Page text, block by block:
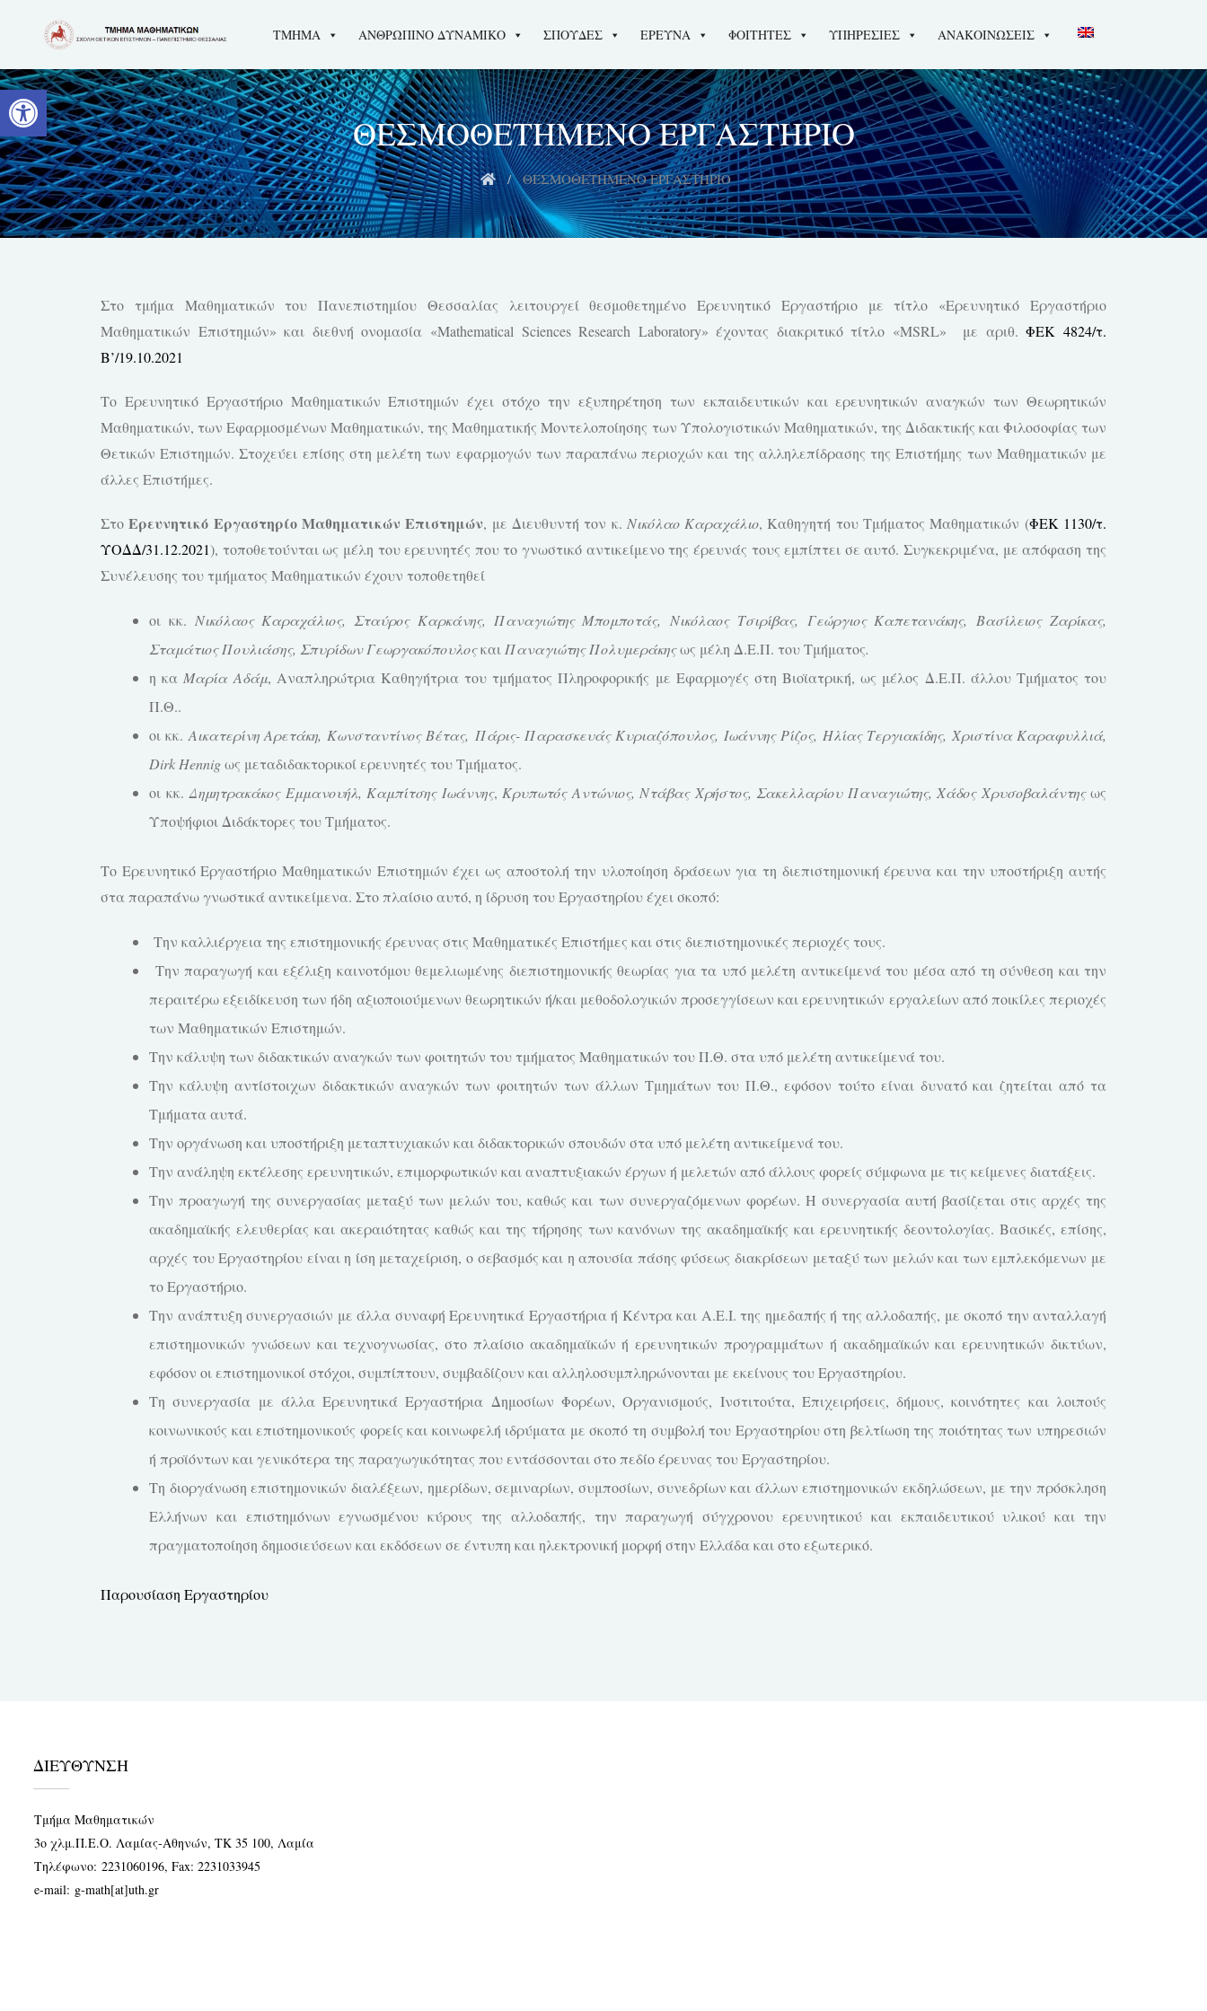
Ανοίξτε τη γραμμή εργαλείων
ΤΜΗΜΑ ΑΝΘΡΩΠΙΝΟ ΔΥΝΑΜΙΚΟ ΣΠΟΥΔΕΣ ΕΡΕΥΝΑ ΦΟΙΤΗΤΕΣ ΥΠΗΡΕΣΙΕΣ ΑΝΑΚΟΙΝΩΣΕΙΣ
ΘΕΣΜΟΘΕΤΗΜΕΝΟ ΕΡΓΑΣΤΗΡΙΟ
ΘΕΣΜΟΘΕΤΗΜΕΝΟ ΕΡΓΑΣΤΗΡΙΟ
Στο τμήμα Μαθηματικών του Πανεπιστημίου Θεσσαλίας λειτουργεί θεσμοθετημένο Ερευνητικό Εργαστήριο με τίτλο «Ερευνητικό Εργαστήριο
Μαθηματικών Επιστημών» και διεθνή ονομασία «Mathematical Sciences Research Laboratory» έχοντας διακριτικό τίτλο «MSRL» με αριθ.ΦΕΚ 4824/τ.
Β’/19.10.2021
Το Ερευνητικό Εργαστήριο Μαθηματικών Επιστημών έχει στόχο την εξυπηρέτηση των εκπαιδευτικών και ερευνητικών αναγκών των Θεωρητικών
Μαθηματικών, των Εφαρμοσμένων Μαθηματικών, της Μαθηματικής Μοντελοποίησης των Υπολογιστικών Μαθηματικών, της Διδακτικής και Φιλοσοφίας των
Θετικών Επιστημών. Στοχεύει επίσης στη μελέτη των εφαρμογών των παραπάνω περιοχών και της αλληλεπίδρασης της Επιστήμης των Μαθηματικών με
άλλες Επιστήμες.
ΣτοΕρευνητικό Εργαστηρίο Μαθηματικών Επιστημών, με Διευθυντή τον κ. Νικόλαο Καραχάλιο, Καθηγητή του Τμήματος Μαθηματικών (ΦΕΚ 1130/τ.
ΥΟΔΔ/31.12.2021), τοποθετούνται ως μέλη του ερευνητές που το γνωστικό αντικείμενο της έρευνάς τους εμπίπτει σε αυτό. Συγκεκριμένα, με απόφαση της
Συνέλευσης του τμήματος Μαθηματικών έχουν τοποθετηθεί
οι κκ. Νικόλαος Καραχάλιος, Σταύρος Καρκάνης, Παναγιώτης Μπομποτάς,Νικόλαος Τσιρίβας, Γεώργιος Καπετανάκης,Βασίλειος Ζαρίκας,
Σταμάτιος Πουλιάσης, Σπυρίδων ΓεωργακόπουλοςκαιΠαναγιώτης Πολυμεράκηςως μέλη Δ.Ε.Π. του Τμήματος.
η καΜαρία Αδάμ, Αναπληρώτρια Καθηγήτρια του τμήματος Πληροφορικής με Εφαρμογές στη Βιοϊατρική, ως μέλος Δ.Ε.Π. άλλου Τμήματος του
Π.Θ..
οι κκ.Αικατερίνη Αρετάκη,Κωνσταντίνος Βέτας, Πάρις- Παρασκευάς Κυριαζόπουλος, Ιωάννης Ρίζος,Ηλίας Τεργιακίδης, Χριστίνα Καραφυλλιά,
Dirk Hennigως μεταδιδακτορικοί ερευνητές του Τμήματος.
οι κκ. Δημητρακάκος Εμμανουήλ, Καμπίτσης Ιωάννης, Κρυπωτός Αντώνιος, Ντάβας Χρήστος, Σακελλαρίου Παναγιώτης, Χάδος Χρυσοβαλάντηςως
Υποψήφιοι Διδάκτορες του Τμήματος.
Το Ερευνητικό Εργαστήριο Μαθηματικών Επιστημών έχει ως αποστολή την υλοποίηση δράσεων για τη διεπιστημονική έρευνα και την υποστήριξη αυτής
στα παραπάνω γνωστικά αντικείμενα. Στο πλαίσιο αυτό, η ίδρυση του Εργαστηρίου έχει σκοπό:
Την καλλιέργεια της επιστημονικής έρευνας στις Μαθηματικές Επιστήμες και στις διεπιστημονικές περιοχές τους.
Την παραγωγή και εξέλιξη καινοτόμου θεμελιωμένης διεπιστημονικής θεωρίας για τα υπό μελέτη αντικείμενά του μέσα από τη σύνθεση και την
περαιτέρω εξειδίκευση των ήδη αξιοποιούμενων θεωρητικών ή/και μεθοδολογικών προσεγγίσεων και ερευνητικών εργαλείων από ποικίλες περιοχές
των Μαθηματικών Επιστημών.
Την κάλυψη των διδακτικών αναγκών των φοιτητών του τμήματος Μαθηματικών του Π.Θ. στα υπό μελέτη αντικείμενά του.
Την κάλυψη αντίστοιχων διδακτικών αναγκών των φοιτητών των άλλων Τμημάτων του Π.Θ., εφόσον τούτο είναι δυνατό και ζητείται από τα
Τμήματα αυτά.
Την οργάνωση και υποστήριξη μεταπτυχιακών και διδακτορικών σπουδών στα υπό μελέτη αντικείμενά του.
Την ανάληψη εκτέλεσης ερευνητικών, επιμορφωτικών και αναπτυξιακών έργων ή μελετών από άλλους φορείς σύμφωνα με τις κείμενες διατάξεις.
Την προαγωγή της συνεργασίας μεταξύ των μελών του, καθώς και των συνεργαζόμενων φορέων. Η συνεργασία αυτή βασίζεται στις αρχές της
ακαδημαϊκής ελευθερίας και ακεραιότητας καθώς και της τήρησης των κανόνων της ακαδημαϊκής και ερευνητικής δεοντολογίας. Βασικές, επίσης,
αρχές του Εργαστηρίου είναι η ίση μεταχείριση, ο σεβασμός και η απουσία πάσης φύσεως διακρίσεων μεταξύ των μελών και των εμπλεκόμενων με
το Εργαστήριο.
Την ανάπτυξη συνεργασιών με άλλα συναφή Ερευνητικά Εργαστήρια ή Κέντρα και Α.Ε.Ι. της ημεδαπής ή της αλλοδαπής, με σκοπό την ανταλλαγή
επιστημονικών γνώσεων και τεχνογνωσίας, στο πλαίσιο ακαδημαϊκών ή ερευνητικών προγραμμάτων ή ακαδημαϊκών και ερευνητικών δικτύων,
εφόσον οι επιστημονικοί στόχοι, συμπίπτουν, συμβαδίζουν και αλληλοσυμπληρώνονται με εκείνους του Εργαστηρίου.
Τη συνεργασία με άλλα Ερευνητικά Εργαστήρια Δημοσίων Φορέων, Οργανισμούς, Ινστιτούτα, Επιχειρήσεις, δήμους, κοινότητες και λοιπούς
κοινωνικούς και επιστημονικούς φορείς και κοινωφελή ιδρύματα με σκοπό τη συμβολή του Εργαστηρίου στη βελτίωση της ποιότητας των υπηρεσιών
ή προϊόντων και γενικότερα της παραγωγικότητας που εντάσσονται στο πεδίο έρευνας του Εργαστηρίου.
Τη διοργάνωση επιστημονικών διαλέξεων, ημερίδων, σεμιναρίων, συμποσίων, συνεδρίων και άλλων επιστημονικών εκδηλώσεων, με την πρόσκληση
Ελλήνων και επιστημόνων εγνωσμένου κύρους της αλλοδαπής, την παραγωγή σύγχρονου ερευνητικού και εκπαιδευτικού υλικού και την
πραγματοποίηση δημοσιεύσεων και εκδόσεων σε έντυπη και ηλεκτρονική μορφή στην Ελλάδα και στο εξωτερικό.
Παρουσίαση Εργαστηρίου
ΔΙΕΥΘΥΝΣΗ
Τμήμα Μαθηματικών
3ο χλμ.Π.Ε.Ο. Λαμίας-Αθηνών, ΤΚ 35 100, Λαμία
Τηλέφωνο: 2231060196, Fax: 2231033945
e-mail: g-math[at]uth.gr